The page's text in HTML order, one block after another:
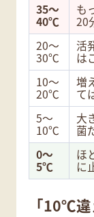
35〜
40℃
も
20
20〜
30℃
活
は
10〜
20℃
増
て
5〜
10℃
大
菌
0〜
5℃
ほ
に
「10℃